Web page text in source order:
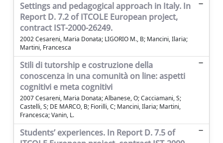
Settings and pedagogical approach in Italy. In
Report D. 7.2 of ITCOLE European project,
contract IST-2000-26249.
2002 Cesareni, Maria Donata; LIGORIO M., B; Mancini, Ilaria;
Martini, Francesca
Stili di tutorship e costruzione della
conoscenza in una comunità on line: aspetti
cognitivi e meta cognitivi
2007 Cesareni, Maria Donata; Albanese, O; Cacciamani, S;
Castelli, S; DE MARCO, B; Fiorilli, C; Mancini, Ilaria; Martini,
Francesca; Vanin, L.
Students’ experiences. In Report D. 7.5 of